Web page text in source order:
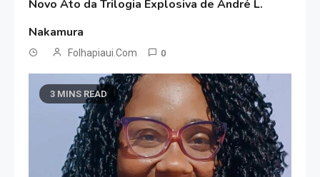
Novo Ato da Trilogia Explosiva de André L.
Nakamura
Folhapiaui.com 0
3 MINS READ